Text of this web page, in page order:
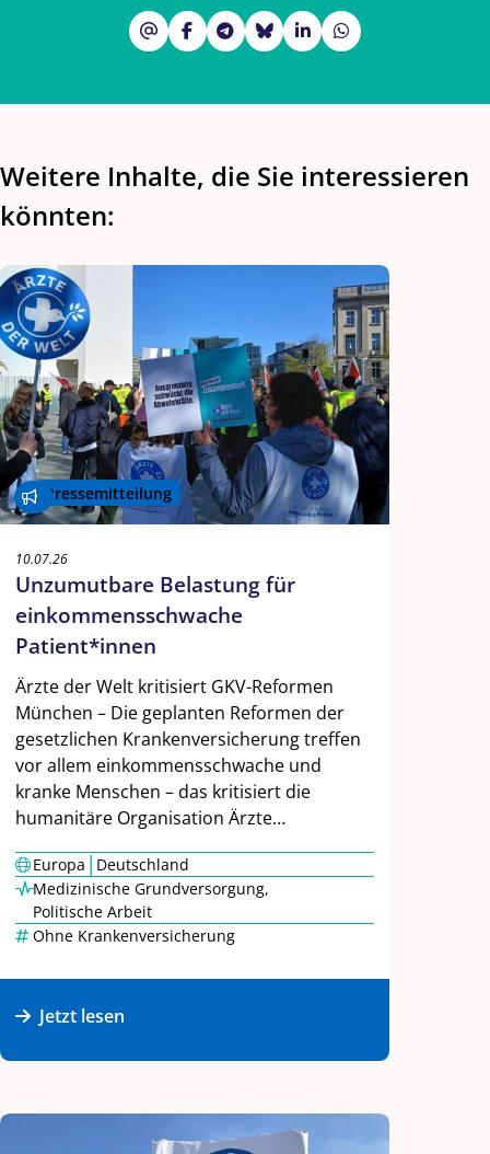
Weitere Inhalte, die Sie interessieren
könnten:
Pressemitteilung
10.07.26
Unzumutbare Belastung für
einkommensschwache
Patient*innen
Ärzte der Welt kritisiert GKV-Reformen
München – Die geplanten Reformen der
gesetzlichen Krankenversicherung treffen
vor allem einkommensschwache und
kranke Menschen – das kritisiert die
humanitäre Organisation Ärzte…
Europa|Deutschland
Medizinische Grundversorgung,
Politische Arbeit
Ohne Krankenversicherung
Jetzt lesen